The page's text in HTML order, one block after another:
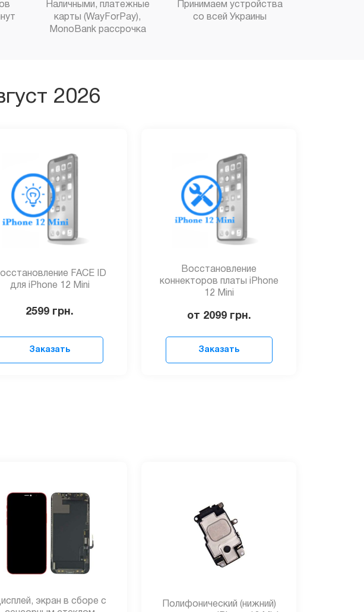
Наличными, платежные
карты (WayForPay),
MonoBank рассрочка
Принимаем устройства
со всей Украины
2026
FACE ID
для iPhone 12 Mini
2599 грн.
Заказать
Восстановление
коннекторов платы iPhone
12 Mini
от 2099 грн.
Заказать
экран в сборе с
Полифонический (нижний)